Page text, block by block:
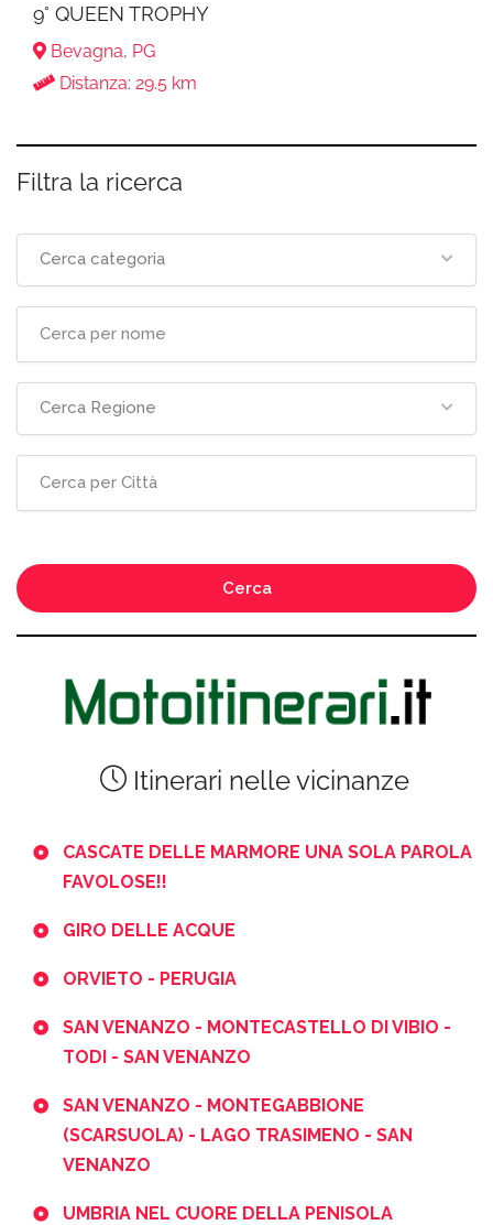
9° QUEEN TROPHY
Bevagna, PG
Distanza: 29.5 km
Filtra la ricerca
Cerca categoria
Cerca Regione
Cerca
Itinerari nelle vicinanze
CASCATE DELLE MARMORE UNA SOLA PAROLA
FAVOLOSE!!
GIRO DELLE ACQUE
ORVIETO - PERUGIA
SAN VENANZO - MONTECASTELLO DI VIBIO -
TODI - SAN VENANZO
SAN VENANZO - MONTEGABBIONE
(SCARSUOLA) - LAGO TRASIMENO - SAN
VENANZO
UMBRIA NEL CUORE DELLA PENISOLA